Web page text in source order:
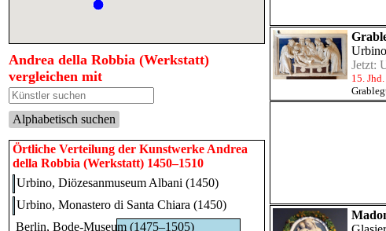
Andrea della Robbia (Werkstatt)
vergleichen mit
Alphabetisch suchen
Örtliche Verteilung der Kunstwerke Andrea
della Robbia (Werkstatt) 1450–1510
Urbino, Diözesanmuseum Albani (1450)
Urbino, Monastero di Santa Chiara (1450)
Berlin, Bode-Museum (1475–1505)
Jetzt:
15. Jhd.